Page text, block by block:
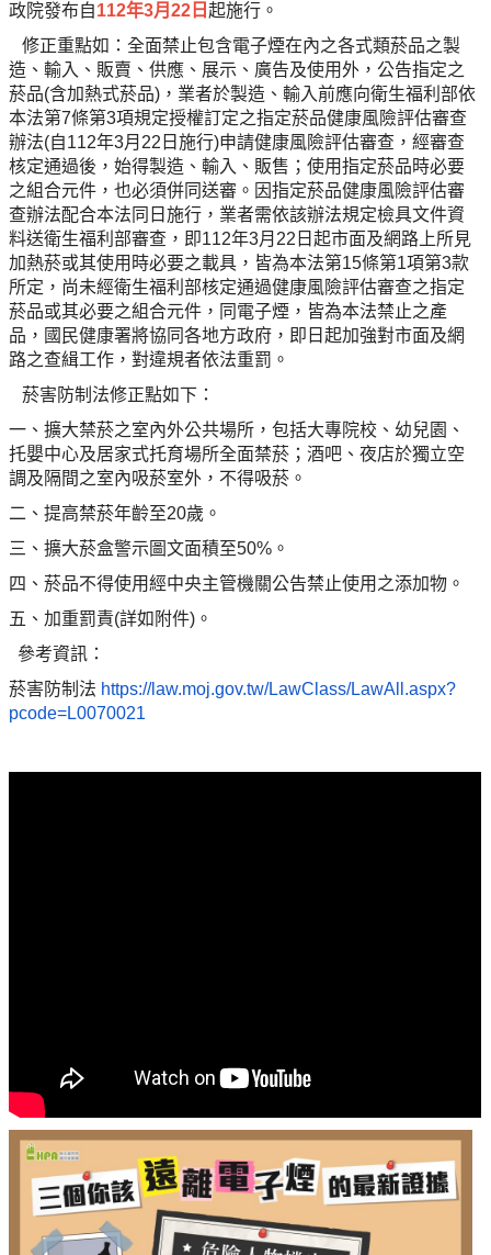
政院發布自112年3月22日起施行。
修正重點如：全面禁止包含電子煙在內之各式類菸品之製
造、輸入、販賣、供應、展示、廣告及使用外，公告指定之
菸品(含加熱式菸品)，業者於製造、輸入前應向衛生福利部依
本法第7條第3項規定授權訂定之指定菸品健康風險評估審查
辦法(自112年3月22日施行)申請健康風險評估審查，經審查
核定通過後，始得製造、輸入、販售；使用指定菸品時必要
之組合元件，也必須併同送審。因指定菸品健康風險評估審
查辦法配合本法同日施行，業者需依該辦法規定檢具文件資
料送衛生福利部審查，即112年3月22日起市面及網路上所見
加熱菸或其使用時必要之載具，皆為本法第15條第1項第3款
所定，尚未經衛生福利部核定通過健康風險評估審查之指定
菸品或其必要之組合元件，同電子煙，皆為本法禁止之產
品，國民健康署將協同各地方政府，即日起加強對市面及網
路之查緝工作，對違規者依法重罰。
菸害防制法修正點如下：
一、擴大禁菸之室內外公共場所，包括大專院校、幼兒園、
托嬰中心及居家式托育場所全面禁菸；酒吧、夜店於獨立空
調及隔間之室內吸菸室外，不得吸菸。
二、提高禁菸年齡至20歲。
三、擴大菸盒警示圖文面積至50%。
四、菸品不得使用經中央主管機關公告禁止使用之添加物。
五、加重罰責(詳如附件)。
參考資訊：
菸害防制法 https://law.moj.gov.tw/LawClass/LawAll.aspx?
pcode=L0070021